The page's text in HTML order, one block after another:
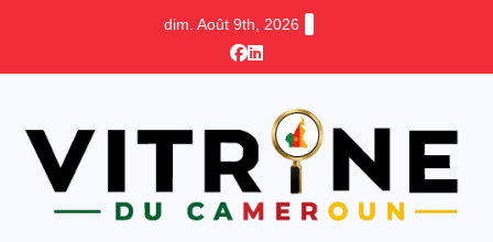
dim. Août 9th, 2026